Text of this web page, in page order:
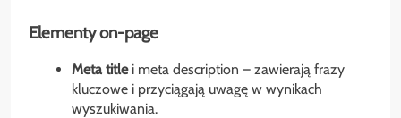
Elementy on-page
Meta titlei meta description – zawierają frazy
kluczowe i przyciągają uwagę w wynikach
wyszukiwania.